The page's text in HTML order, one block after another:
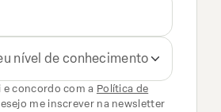
nível de conhecimento
concordo com a Política de
me inscrever na newsletter